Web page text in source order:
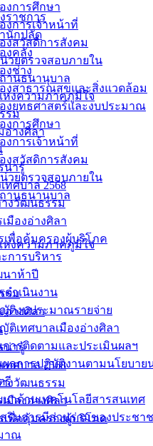
งการศึกษา
งการเจ้าหน้าที่
งสวัสดิการสังคม
วยตรวจสอบภายใน
านธนานุบาล
ห่งความภาคภูมิใจ
รม
อ่างศิลา
น่ารู้
ทศบาล 2568
งวัฒนธรรม
มืองอ่างศิลา
เพื่อคุ้มครองผู้บริโภค
การบริหาร
าห้าปี
ดำเนินงาน
ติงบประมาณรายจ่าย
ติเทศบาลเมืองอ่างศิลา
การติดตามและประเมินผลฯ
ผลการปฏิบัติงานตามนโยบาย
รี
าด้านเทคโนโลยีสารสนเทศ
สริมการมีส่วนร่วมของประชา
าณ
ราชการ
นักปลัด
งคลัง
งช่าง
งสาธารณสุขและสิ่งแวดล้อม
งยุทธศาสตร์และงบประมาณ
งการศึกษา
งการเจ้าหน้าที่
งสวัสดิการสังคม
วยตรวจสอบภายใน
านธนานุบาล
ห่งความภาคภูมิใจ
รม
อ่างศิลา
น่ารู้
ทศบาล 2568
งวัฒนธรรม
เมืองอ่างศิลา
เพื่อคุ้มครองผู้บริโภค